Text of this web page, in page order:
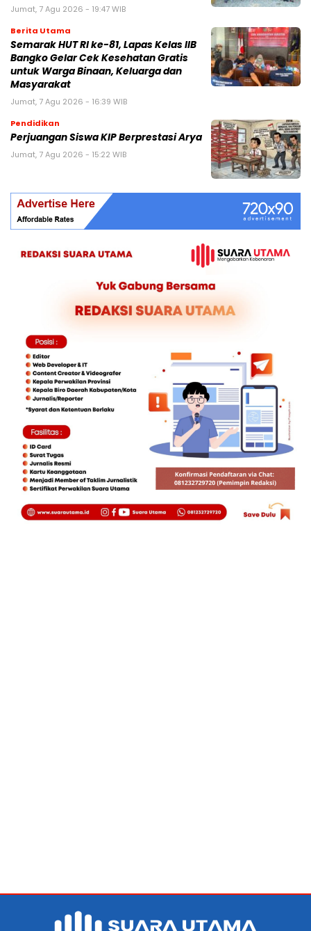
Jumat, 7 Agu 2026 - 19:47 WIB
Berita Utama
Semarak HUT RI ke-81, Lapas Kelas IIB
Bangko Gelar Cek Kesehatan Gratis
untuk Warga Binaan, Keluarga dan
Masyarakat
Jumat, 7 Agu 2026 - 16:39 WIB
Pendidikan
Perjuangan Siswa KIP Berprestasi Arya
Jumat, 7 Agu 2026 - 15:22 WIB